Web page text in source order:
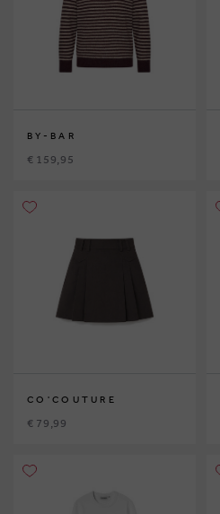
BY-BAR
€ 159,95
CO'COUTURE
€ 79,99